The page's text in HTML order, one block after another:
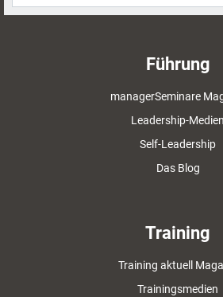
Führung
managerSeminare
Leadership-Medien
Self-Leadership
Das Blog
Training
Training aktuell
Trainingsmedien